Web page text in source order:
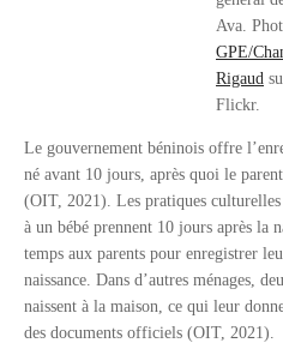
Ava.
GPE/
Rigaud
Flickr.
Le gouvernement béninois offre
né avant 10 jours, après quoi le
(OIT, 2021). Les pratiques
à un bébé prennent 10 jours après la
temps aux parents pour enregistrer
naissance. Dans d’autres ménages,
naissent à la maison, ce qui leur
des documents officiels (OIT, 2021).